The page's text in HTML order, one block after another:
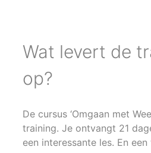
Wat levert de
op?
De cursus ‘Omgaan met
training. Je ontvangt 21
een interessante les. En